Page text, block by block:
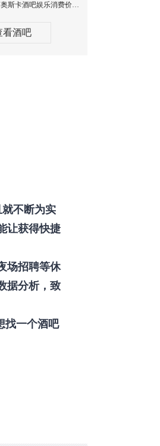
本文详细为你解答奥斯卡酒吧娱乐消费价格点评，更多关于最火人气最旺气氛好的酒吧免费咨询150 99997335微信同步！
看酒吧
不断为实
让获得快捷
场招聘等休
据分析，致
找一个酒吧